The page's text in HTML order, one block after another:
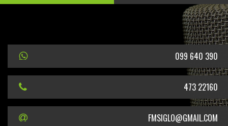
099 640 390
473 22160
FMSIGLO@GMAIL.COM